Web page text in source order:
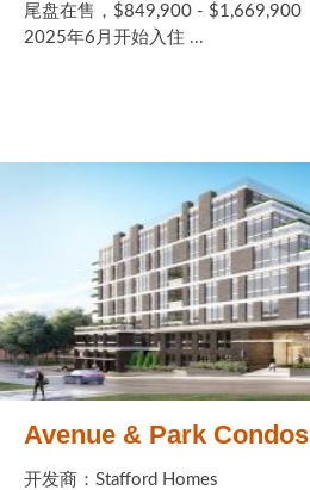
尾盘在售，$849,900 - $1,669,900
2025年6月开始入住 ...
Avenue & Park Condos
开发商：Stafford Homes